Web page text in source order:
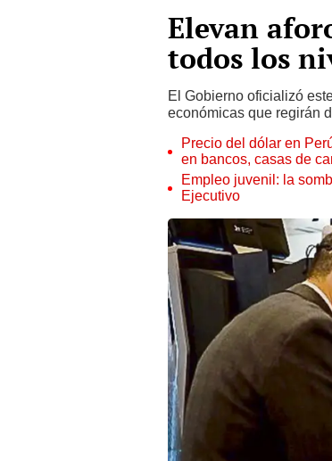
Elevan
todos los
El Gobierno oficializó
económicas que regirán
Precio del dólar en
en bancos, casas de
Empleo juvenil: la
Ejecutivo